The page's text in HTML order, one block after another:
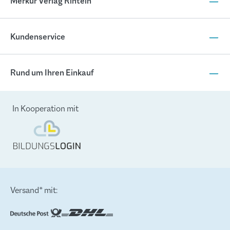
Kundenservice
Rund um Ihren Einkauf
In Kooperation mit
Versand* mit: